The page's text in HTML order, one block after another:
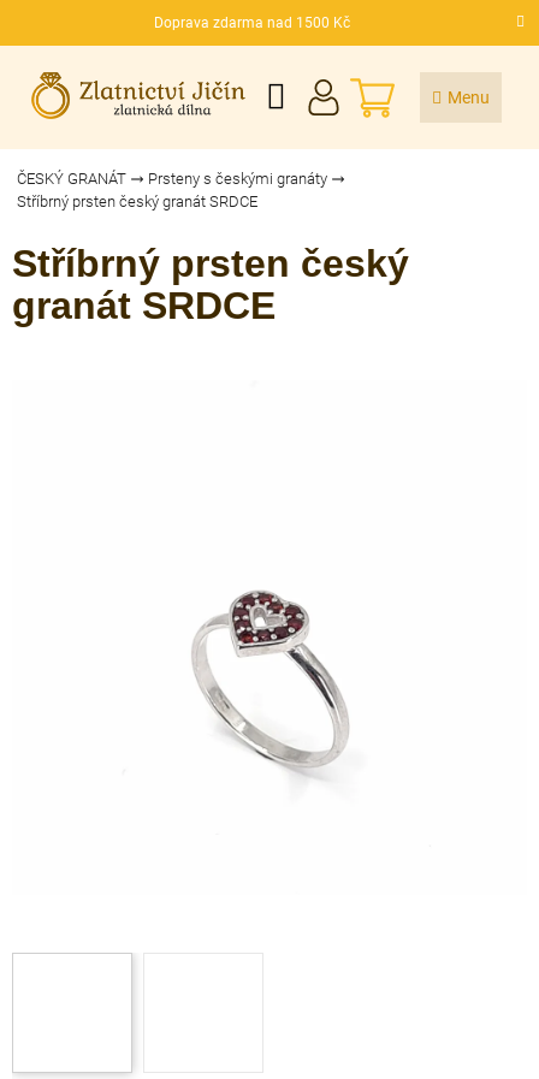
Doprava zdarma nad 1500 Kč
CZK
NÁKUPNÍ
KOŠÍK
ČESKÝ GRANÁT
Prsteny s českými granáty
Stříbrný prsten český granát SRDCE
Stříbrný prsten český
granát SRDCE